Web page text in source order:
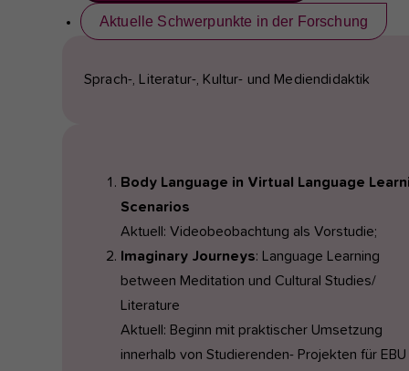
Aktuelle Schwerpunkte in der Forschung
Sprach-, Literatur-, Kultur- und Mediendidaktik
Body Language in Virtual Language
Scenarios
Aktuell: Videobeobachtung als Vorstudie;
Imaginary Journeys: Language Learning
between Meditation und Cultural Studies/
Literature
Aktuell: Beginn mit praktischer Umsetzung
innerhalb von Studierenden- Projekten für EBU